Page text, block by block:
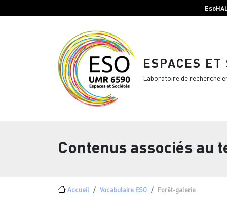
ESPACES ET
Laboratoire de recherche
Contenus associés au
Fil d'Ariane
Accueil Vocabulaire ESO Forêt-galerie